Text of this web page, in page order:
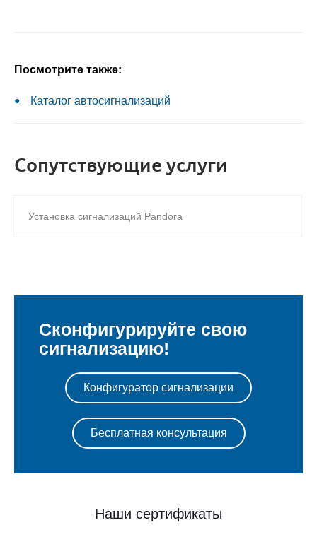
Посмотрите также:
Каталог автосигнализаций
Сопутствующие услуги
Установка сигнализаций Pandora
Сконфигурируйте свою
сигнализацию!
Конфигуратор сигнализации
Бесплатная консультация
Наши сертификаты